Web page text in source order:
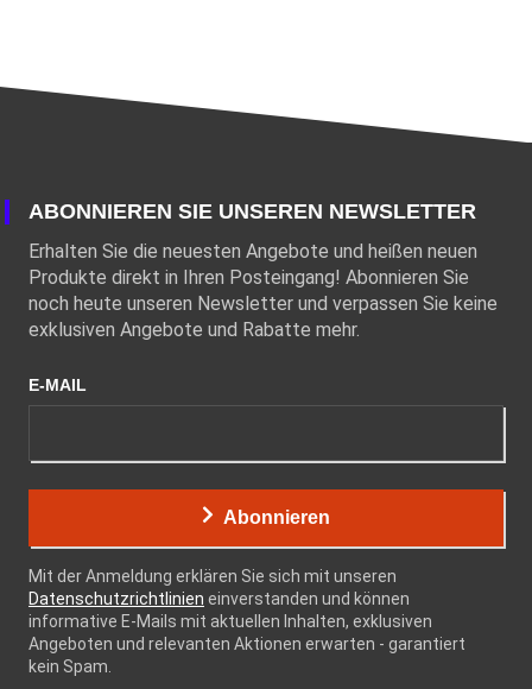
ABONNIEREN SIE UNSEREN NEWSLETTER
Erhalten Sie die neuesten Angebote und heißen neuen
Produkte direkt in Ihren Posteingang! Abonnieren Sie
noch heute unseren Newsletter und verpassen Sie keine
exklusiven Angebote und Rabatte mehr.
E-MAIL
Abonnieren
Mit der Anmeldung erklären Sie sich mit unseren
Datenschutzrichtlinien einverstanden und können
informative E-Mails mit aktuellen Inhalten, exklusiven
Angeboten und relevanten Aktionen erwarten - garantiert
kein Spam.